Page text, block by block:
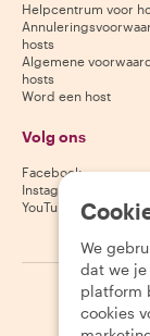
Helpcentrum voor
hosts
Algemene
hosts
Word een host
Volg ons
Facebook
Instagram
YouTube
2026
We
dat we je
platform
cookies